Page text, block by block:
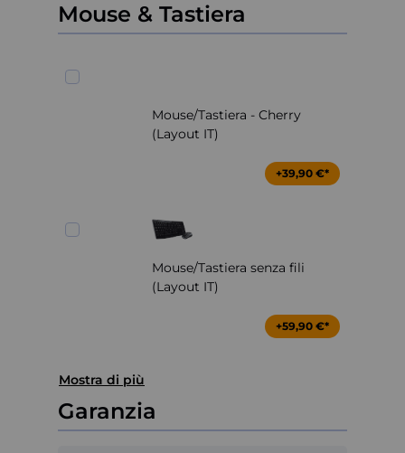
Mouse & Tastiera
Mouse/Tastiera - Cherry
(Layout IT)
+39,90 €*
Mouse/Tastiera senza fili
(Layout IT)
+59,90 €*
Mostra di più
Garanzia